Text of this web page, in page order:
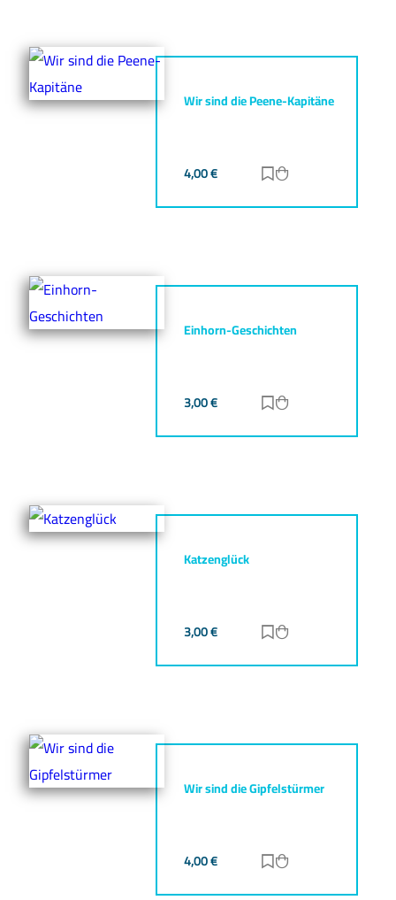
Wir sind die Peene-Kapitäne
4,00€ Zur Merkliste
Einhorn-Geschichten
3,00€ Zur Merkliste
Katzenglück
3,00€ Zur Merkliste
Wir sind die Gipfelstürmer
4,00€ Zur Merkliste